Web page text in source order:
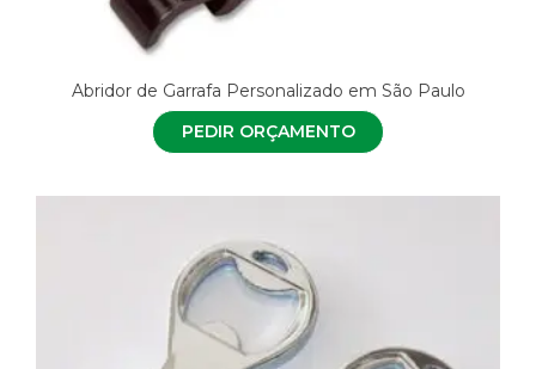
Abridor de Garrafa Personalizado em São Paulo
PEDIR ORÇAMENTO